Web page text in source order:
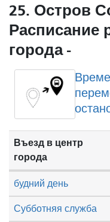
25. Остров
Расписание
города -
Въезд в центр
города
Субботняя служба
будний день